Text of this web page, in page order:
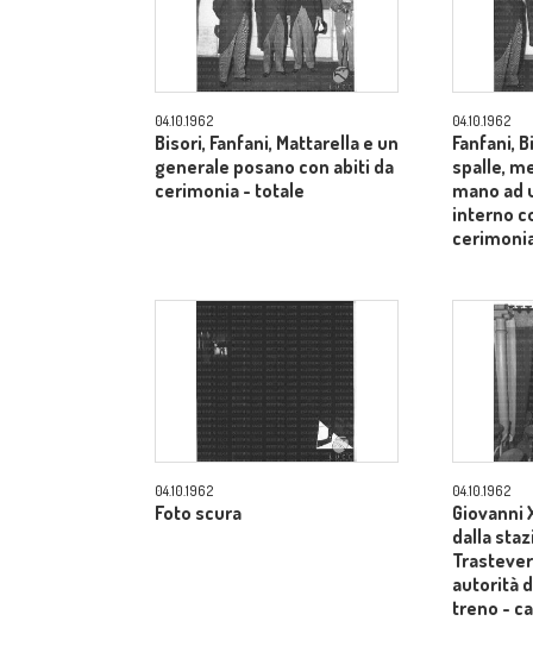
04.10.1962
Bisori, Fanfani, Mattarella e un
generale posano con abiti da
cerimonia - totale
04.10.1962
Fanfani,
spalle,
mano ad
interno
04.10.1962
Foto scura
04.10.1962
Giovanni
dalla
autorità
treno -